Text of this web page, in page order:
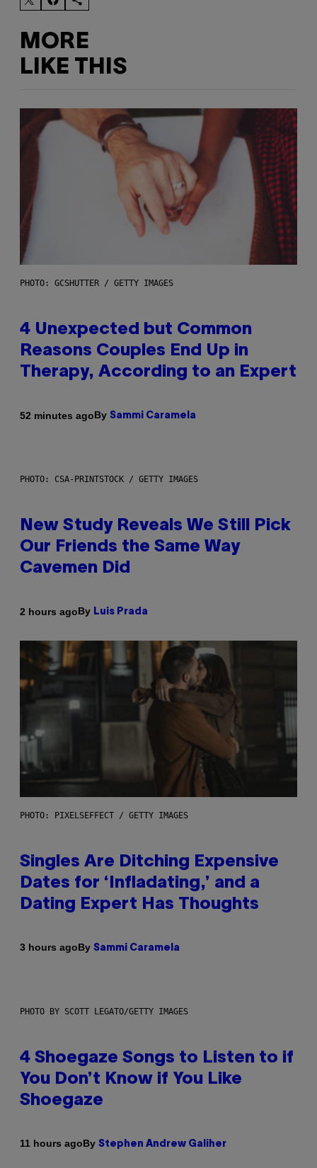
MORE
LIKE THIS
PHOTO: GCSHUTTER / GETTY IMAGES
4 Unexpected but Common
Reasons Couples End Up in
Therapy, According to an Expert
52 minutes agoBy Sammi Caramela
PHOTO: CSA-PRINTSTOCK / GETTY IMAGES
New Study Reveals We Still Pick
Our Friends the Same Way
Cavemen Did
2 hours agoBy Luis Prada
PHOTO: PIXELSEFFECT / GETTY IMAGES
Singles Are Ditching Expensive
Dates for ‘Infladating,’ and a
Dating Expert Has Thoughts
3 hours agoBy Sammi Caramela
PHOTO BY SCOTT LEGATO/GETTY IMAGES
4 Shoegaze Songs to Listen to if
You Don’t Know if You Like
Shoegaze
11 hours agoBy Stephen Andrew Galiher